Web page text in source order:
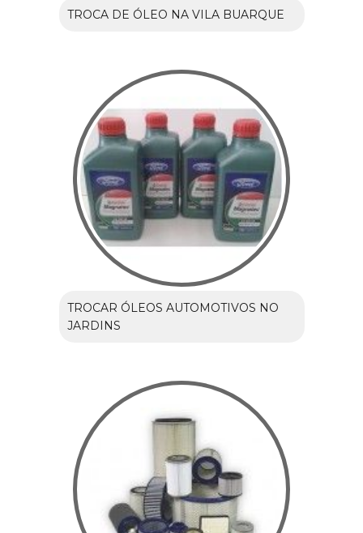
TROCA DE ÓLEO NA VILA BUARQUE
TROCAR ÓLEOS AUTOMOTIVOS NO
JARDINS